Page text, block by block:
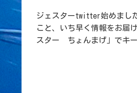
ジェスターtwitter始めまし
こと、いち早く情報をお届
スター ちょんまげ」でキ